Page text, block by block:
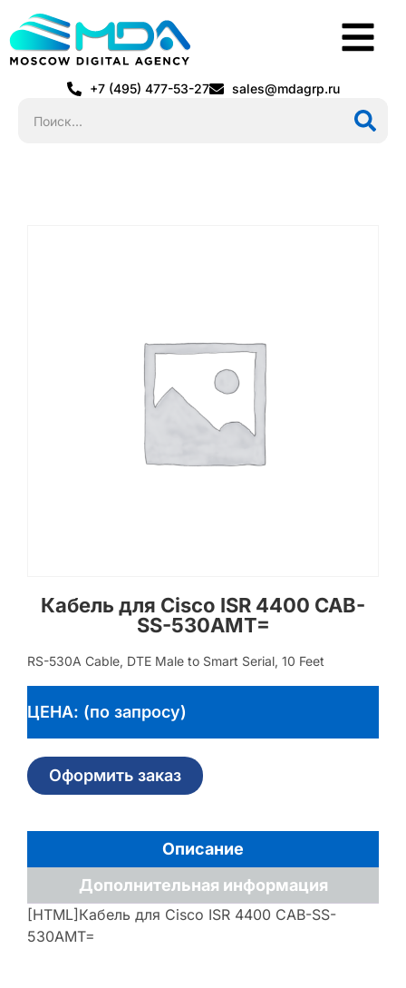
+7 (495) 477-53-27 sales@mdagrp.ru
Кабель для Cisco ISR 4400 CAB-
SS-530AMT=
RS-530A Cable, DTE Male to Smart Serial, 10 Feet
ЦЕНА: (по запросу)
Оформить заказ
Описание
Дополнительная информация
[HTML]Кабель для Cisco ISR 4400 CAB-SS-
530AMT=